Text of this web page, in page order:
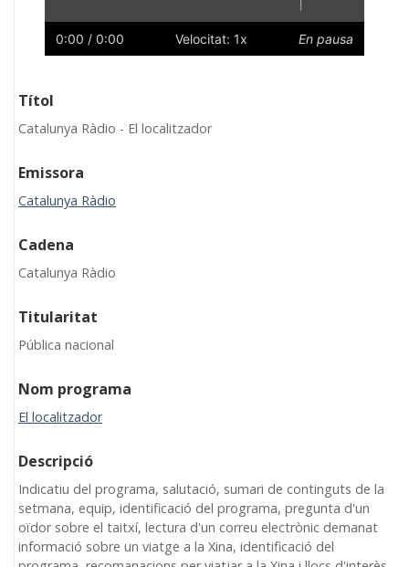
Lent
0:00 / 0:00 Velocitat: 1x En pausa
Títol
Catalunya Ràdio - El localitzador
Emissora
Catalunya Ràdio
Cadena
Catalunya Ràdio
Titularitat
Pública nacional
Nom programa
El localitzador
Descripció
Indicatiu del programa, salutació, sumari de continguts de la
setmana, equip, identificació del programa, pregunta d'un
oïdor sobre el taitxí, lectura d'un correu electrònic demanat
informació sobre un viatge a la Xina, identificació del